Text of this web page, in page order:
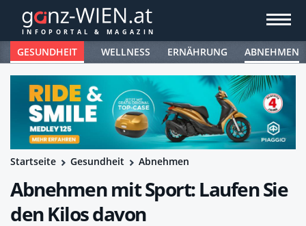
GESUNDHEIT WELLNESS ERNÄHRUNG ABNEHMEN
Startseite Gesundheit Abnehmen
Abnehmen mit Sport: Laufen Sie
den Kilos davon